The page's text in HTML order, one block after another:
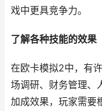
戏中更具竞争力。
了解各种技能的效果
在欧卡模拟2中，有
场调研、财务管理、
加成效果，玩家需要